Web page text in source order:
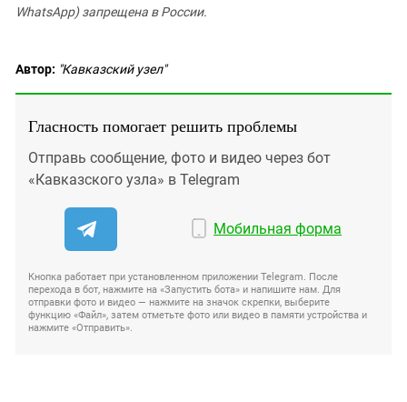
WhatsApp) запрещена в России.
Автор: "Кавказский узел"
Гласность помогает решить проблемы
Отправь сообщение, фото и видео через бот
«Кавказского узла» в Telegram
Мобильная форма
Кнопка работает при установленном приложении Telegram. После
перехода в бот, нажмите на «Запустить бота» и напишите нам. Для
отправки фото и видео — нажмите на значок скрепки, выберите
функцию «Файл», затем отметьте фото или видео в памяти устройства и
нажмите «Отправить».